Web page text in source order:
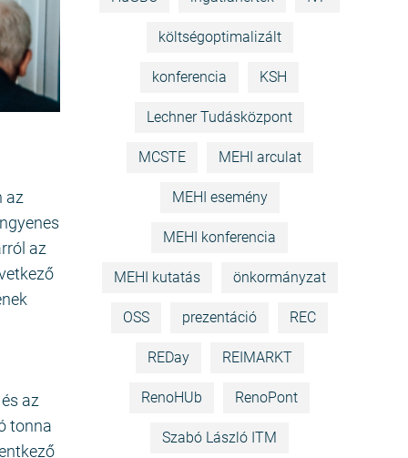
az
az
az
tonna
költségoptimalizált
konferencia KSH
Lechner Tudásközpont
MCSTE MEHI arculat
MEHI esemény
MEHI konferencia
MEHI kutatás önkormányzat
OSS prezentáció REC
REDay REIMARKT
RenoHUb RenoPont
Szabó László ITM